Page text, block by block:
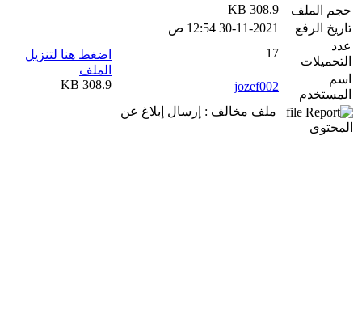
حجم الملف
308.9 KB
تاريخ الرفع
30-11-2021 12:54 ص
عدد
التحميلات
17
اسم
المستخدم
jozef002
ملف مخالف : إرسال إبلاغ عن
المحتوى
اضغط هنا لتنزيل
الملف
308.9 KB